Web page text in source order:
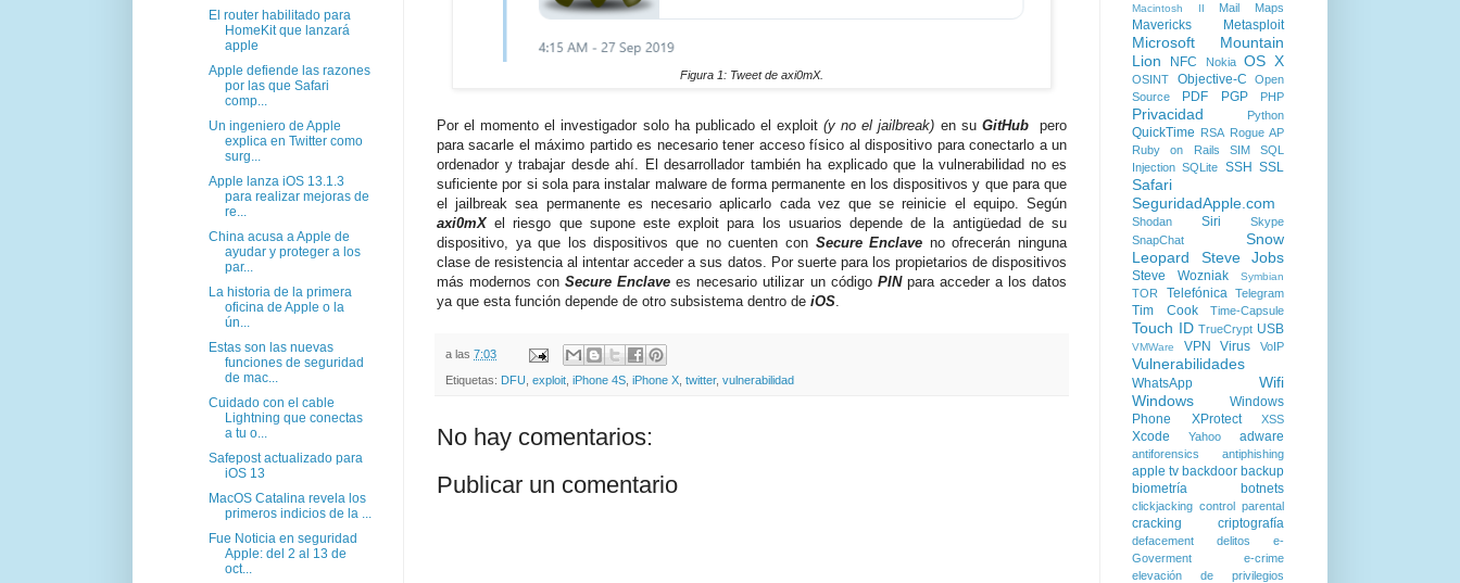
Figura 1: Tweet de axi0mX.
Por el momento el investigador solo ha publicado el exploit(y no el jailbreak) en su GitHub
pero
para sacarle el máximo partido es necesario tener acceso físico al dispositivo para conectarlo a un
ordenador y trabajar desde ahí. El desarrollador también ha explicado que la vulnerabilidad no es
suficiente por si sola para instalar malware de forma permanente en los dispositivos y que para que
el jailbreak sea permanente es necesario aplicarlo cada vez que se reinicie el equipo. Según
axi0mXel riesgo que supone este exploit para los usuarios depende de la antigüedad de su
dispositivo, ya que los dispositivos que no cuenten con Secure Enclave no ofrecerán ninguna
clase de resistencia al intentar acceder a sus datos. Por suerte para los propietarios de dispositivos
más modernos conSecure Enclavees necesario utilizar un código PIN para acceder a los datos
ya que esta función depende de otro subsistema dentro de iOS.
a las 7:03
Etiquetas: DFU, exploit, iPhone 4S, iPhone X, twitter, vulnerabilidad
No hay comentarios:
Publicar un comentario
El router habilitado para
HomeKit que lanzará
apple
Apple defiende las razones
por las que Safari
comp...
Un ingeniero de Apple
explica en Twitter como
surg...
Apple lanza iOS 13.1.3
para realizar mejoras de
re...
China acusa a Apple de
ayudar y proteger a los
par...
La historia de la primera
oficina de Apple o la
ún...
Estas son las nuevas
funciones de seguridad
de mac...
Cuidado con el cable
Lightning que conectas
a tu o...
Safepost actualizado para
iOS 13
MacOS Catalina revela los
primeros indicios de la ...
Fue Noticia en seguridad
Apple: del 2 al 13 de
oct...
Macintosh II Mail Maps
Mavericks Metasploit
Microsoft
Mountain
Lion
NFC Nokia OS X
OSINT Objective-C
Open
Source
PDF PGP PHP
Privacidad Python
QuickTime RSA Rogue AP
Ruby on Rails
SIM
SQL
Injection SQLite SSH SSL
Safari
SeguridadApple.com
Shodan Siri
Skype
SnapChat
Snow
Leopard
Steve Jobs
Steve Wozniak Symbian
TOR Telefónica Telegram
Tim Cook Time-Capsule
Touch ID TrueCrypt USB
VMWare VPN Virus VoIP
Vulnerabilidades
WhatsApp
Wifi
Windows
Windows
Phone
XProtect XSS
Xcode Yahoo adware
antiforensics antiphishing
apple tv backdoor backup
biometría
botnets
clickjacking control parental
cracking criptografía
defacement delitos
e-
Goverment
e-crime
elevación de privilegios